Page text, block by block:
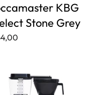
KBG
Stone Grey